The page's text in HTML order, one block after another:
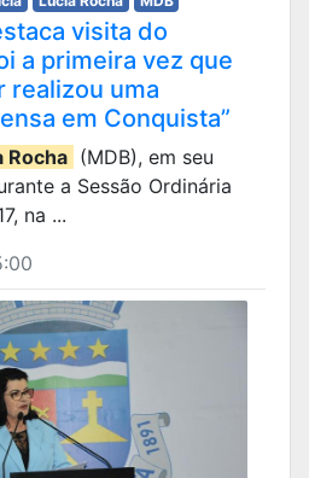
visita do
a primeira vez que
realizou uma
em Conquista”
Rocha (MDB), em seu
a Sessão Ordinária
na ...